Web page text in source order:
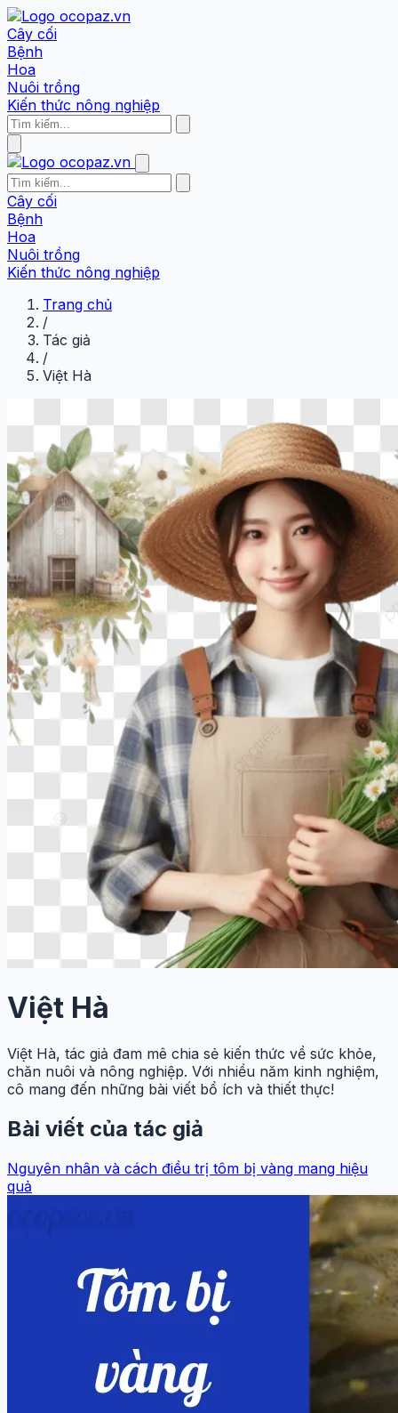
Cây cối
Bệnh
Hoa
Nuôi trồng
Kiến thức nông nghiệp
Cây cối
Bệnh
Hoa
Nuôi trồng
Kiến thức nông nghiệp
Trang chủ
/
Tác giả
/
Việt Hà
Việt Hà
Việt Hà, tác giả đam mê chia sẻ kiến thức về sức khỏe,
chăn nuôi và nông nghiệp. Với nhiều năm kinh nghiệm,
cô mang đến những bài viết bổ ích và thiết thực!
Bài viết của tác giả
Nguyên nhân và cách điều trị tôm bị vàng mang hiệu
quả